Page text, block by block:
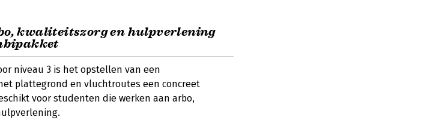
kwaliteitszorg en hulpverlening
niveau 3 is het opstellen van een
plattegrond en vluchtroutes een concreet
voor studenten die werken aan arbo,